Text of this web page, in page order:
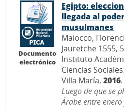
Documento
electrónico
Egipto:
llegada al
musulmanes
Maiocco,
Jauretche 1555,
Instituto
Ciencias
Villa María, 2016.
Luego de que se
Árabe entre